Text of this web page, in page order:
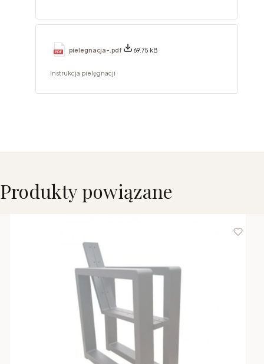
pielegnacja-.pdf 69.75 kB
Instrukcja pielęgnacji
Produkty powiązane